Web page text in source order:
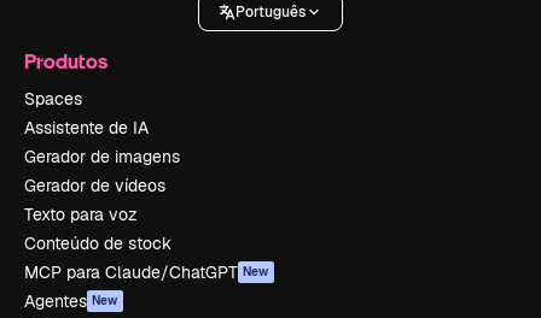
Português
Produtos
Spaces
Assistente de IA
Gerador de imagens
Gerador de vídeos
Texto para voz
Conteúdo de stock
MCP para Claude/ChatGPT New
Agentes New